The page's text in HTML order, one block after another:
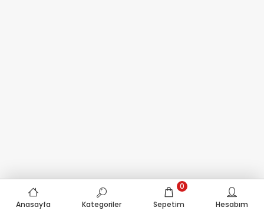
Anasayfa Kategoriler Sepetim
0
Hesabım